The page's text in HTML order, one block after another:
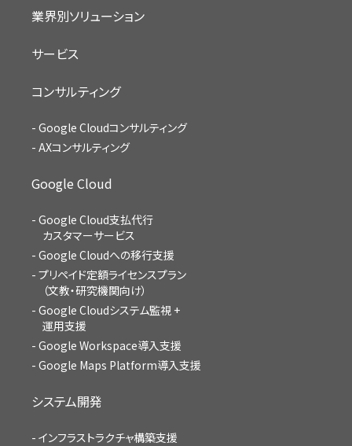
業界別ソリューション
サービス
コンサルティング
Google Cloudコンサルティング
AXコンサルティング
Google Cloud
Google Cloud支払代行
カスタマーサービス
Google Cloudへの移行支援
プリペイド定額ライセンスプラン
（文教・研究機関向け）
Google Cloudシステム監視 +
運用支援
Google Workspace導入支援
Google Maps Platform導入支援
システム開発
インフラストラクチャ構築支援